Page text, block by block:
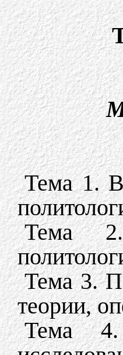
Тема 1.
Тема 2.
Тема 3.
теории,
Тема 4.